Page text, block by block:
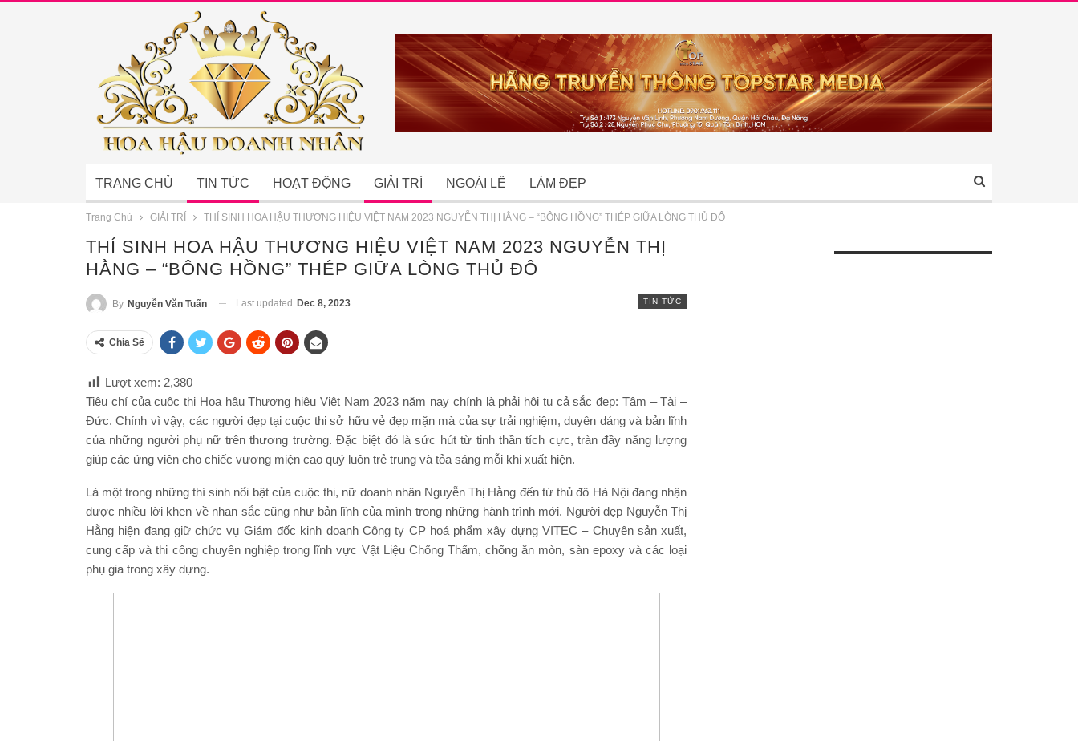
TRANG CHỦ TIN TỨC HOẠT ĐỘNG GIẢI TRÍ NGOÀI LỀ LÀM ĐẸP
Trang Chủ GIẢI TRÍ THÍ SINH HOA HẬU THƯƠNG HIỆU VIỆT NAM 2023 NGUYỄN THỊ HẰNG – “BÔNG HỒNG” THÉP GIỮA LÒNG THỦ ĐÔ
THÍ SINH HOA HẬU THƯƠNG HIỆU VIỆT NAM 2023 NGUYỄN THỊ
HẰNG – “BÔNG HỒNG” THÉP GIỮA LÒNG THỦ ĐÔ
TIN TỨC
By Nguyễn Văn Tuấn Last updated Dec 8, 2023
Chia Sẽ
Lượt xem: 2,380
Tiêu chí của cuộc thi Hoa hậu Thương hiệu Việt Nam 2023 năm nay chính là phải hội tụ cả sắc đẹp: Tâm – Tài –
Đức. Chính vì vậy, các người đẹp tại cuộc thi sở hữu vẻ đẹp mặn mà của sự trải nghiệm, duyên dáng và bản lĩnh
của những người phụ nữ trên thương trường. Đặc biệt đó là sức hút từ tinh thần tích cực, tràn đầy năng lượng
giúp các ứng viên cho chiếc vương miện cao quý luôn trẻ trung và tỏa sáng mỗi khi xuất hiện.
Là một trong những thí sinh nổi bật của cuộc thi, nữ doanh nhân Nguyễn Thị Hằng đến từ thủ đô Hà Nội đang nhận
được nhiều lời khen về nhan sắc cũng như bản lĩnh của mình trong những hành trình mới. Người đẹp Nguyễn Thị
Hằng hiện đang giữ chức vụ Giám đốc kinh doanh Công ty CP hoá phẩm xây dựng VITEC – Chuyên sản xuất,
cung cấp và thi công chuyên nghiệp trong lĩnh vực Vật Liệu Chống Thấm, chống ăn mòn, sàn epoxy và các loại
phụ gia trong xây dựng.